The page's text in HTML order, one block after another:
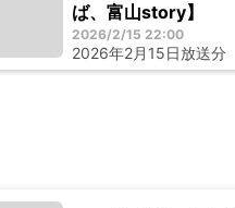
ば、富山story】
2026/2/15 22:00
2026年2月15日放送分